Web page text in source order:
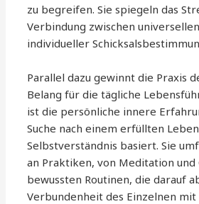
zu begreifen. Sie spiegeln das
Verbindung zwischen
individueller
Parallel dazu gewinnt die Praxis
Belang für die tägliche
ist die persönliche innere
Suche nach einem erfüllten
Selbstverständnis basiert. Sie
an Praktiken, von Meditation und
bewussten Routinen, die darauf
Verbundenheit des Einzelnen